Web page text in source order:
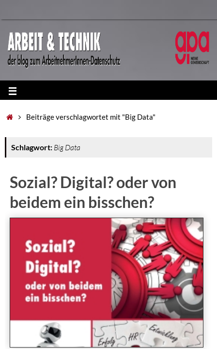
Beiträge verschlagwortet mit "Big Data"
Schlagwort: Big Data
Sozial? Digital? oder von
beidem ein bisschen?